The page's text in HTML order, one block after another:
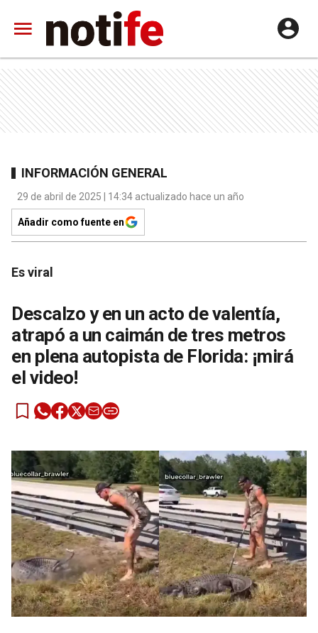
INFORMACIÓN GENERAL
29 de abril de 2025 | 14:34 actualizado hace un año
Añadir como fuente en
Es viral
Descalzo y en un acto de valentía,
atrapó a un caimán de tres metros
en plena autopista de Florida: ¡mirá
el video!